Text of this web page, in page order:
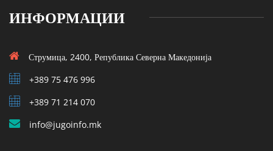
ИНФОРМАЦИИ
Струмица, 2400, Република Северна Македонија
+389 75 476 996
+389 71 214 070
info@jugoinfo.mk